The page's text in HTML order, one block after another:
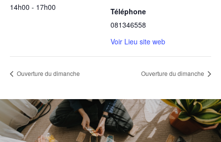
14h00 - 17h00
Téléphone
081346558
Voir Lieu site web
Ouverture du dimanche Ouverture du dimanche